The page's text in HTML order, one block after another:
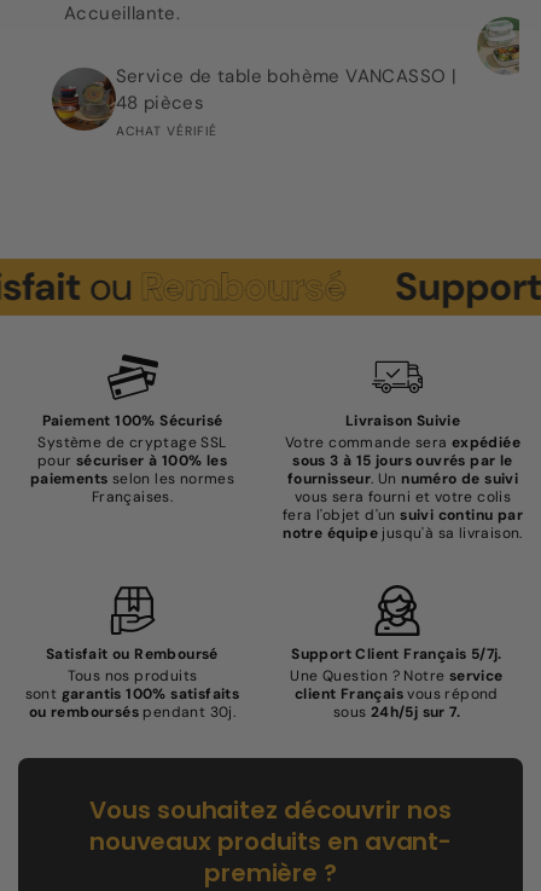
Accueillante.
Service de table bohème VANCASSO |
48 pièces
ACHAT VÉRIFIÉ
ouRemboursé Support
Paiement 100% Sécurisé
Système de cryptage SSL
pour sécuriser à 100% les
paiements selon les normes
Françaises.
Livraison Suivie
Votre commande sera expédiée
sous 3 à 15 jours ouvrés par le
fournisseur. Un numéro de suivi
vous sera fourni et votre colis
fera l'objet d'unsuivi continu par
notre équipe jusqu'à sa livraison.
Satisfait ou Remboursé
Tous nos produits
sont garantis 100% satisfaits
ou remboursés pendant 30j.
Support Client Français 5/7j.
Une Question ? Notre service
client Françaisvous répond
sous 24h/5j sur 7.
Vous souhaitez découvrir nos
nouveaux produits en avant-
première ?